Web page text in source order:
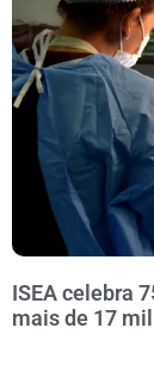
ISEA celebra
mais de 17